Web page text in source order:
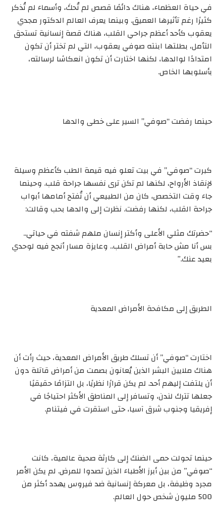
في حياة العظماء، هناك دائمًا قصص لم تُحكَ، وأسماء لم تُذكر
كثيرًا رغم تأثيرها العميق. وبينما يعرف العالم الدكتور مجدي
يعقوب كأحد أعظم جراحي القلب، هناك قصة إنسانية تستحق
التأمل، بطلتها ابنته صوفي يعقوب، التي لم تختر أن تكون
امتدادًا لوالدها، لكنها اختارت أن تكون انعكاسًا لرسالته،
بأسلوبها الخاص.
حينما رفضت “صوفي” السير على خطى والدها
كبرت “صوفي” في بيت تعلو فيه قيمة الطب كأعظم وسيلة
لإنقاذ الأرواح، لكنها لم تكن ترى نفسها جراحة قلب. وحينما
جاء وقت التخصص، كان من الطبيعي أن تُفتح أمامها أبواب
جراحة القلب، لكنها رفضت. نظرت إلى والدها بحب وقالت:
“حضرتك مثلي الأعلى وأكتر إنسان ملهم شفته في حياتي..
بس أنا مش حابة أمراض القلب.. وعايزة مسار أنجح فيه لوحدي
بعيد عنك.”
الطريق إلى مكافحة الأمراض المعدية
اختارت “صوفي” أن تسلك طريق الأمراض المعدية، حيث رأت أن
هناك ملايين البشر الذين يُعانون بصمت من أمراض قاتلة دون
أن يلتفت إليهم أحد. لم يكن قرارًا نظريًا، بل التزامًا حقيقيًا
جعلها تترك لندن، وتسافر إلى المناطق الأكثر احتياجًا في
إفريقيا وجنوب شرق آسيا، حتى استقرت في فيتنام.
حينما تحولت حمى الضنك إلى كارثة صحية عالمية، كانت
“صوفي” من بين أبرز الأطباء الذين تصدوا للمرض. لم يكن الأمر
مجرد وظيفة، بل معركة إنسانية ضد فيروس يهدد أكثر من
500 مليون شخص حول العالم.